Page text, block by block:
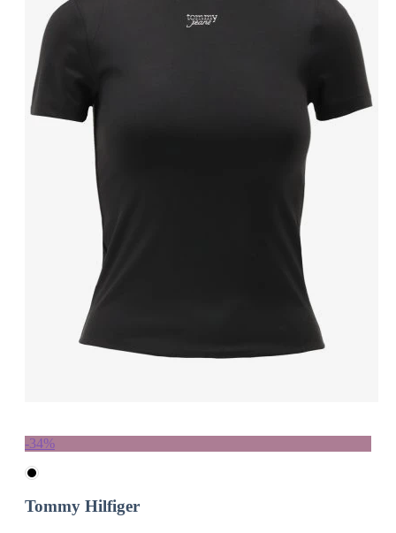
-34%
Tommy Hilfiger